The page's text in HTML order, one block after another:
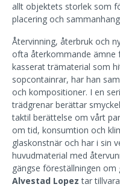
allt objektets storlek som
placering och
Återvinning, återbruk och
ofta återkommande ämne
kasserat trämaterial som
sopcontainrar, har han
och kompositioner. I en
trädgrenar berättar
taktil berättelse om vårt
om tid, konsumtion och
glaskonstnär och har i sin
huvudmaterial med
gängse föreställningen om
Alvestad Lopez tar